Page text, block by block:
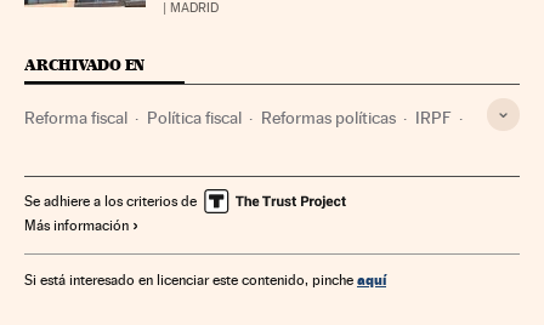
| MADRID
ARCHIVADO EN
Reforma fiscal Política fiscal Reformas políticas IRPF
Finanzas Política económica Economía
Se adhiere a los criterios de
Más información
Si está interesado en licenciar este contenido, pinche aquí